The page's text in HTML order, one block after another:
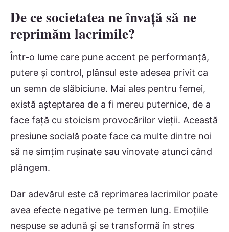
De ce societatea ne învață să ne
reprimăm lacrimile?
Într-o lume care pune accent pe performanță,
putere și control, plânsul este adesea privit ca
un semn de slăbiciune. Mai ales pentru femei,
există așteptarea de a fi mereu puternice, de a
face față cu stoicism provocărilor vieții. Această
presiune socială poate face ca multe dintre noi
să ne simțim rușinate sau vinovate atunci când
plângem.
Dar adevărul este că reprimarea lacrimilor poate
avea efecte negative pe termen lung. Emoțiile
nespuse se adună și se transformă în stres